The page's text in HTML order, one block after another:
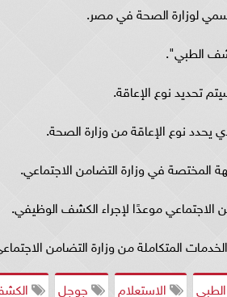
لوزارة الصحة في مصر.
الطبي".
تحديد نوع الإعاقة.
يحدد نوع الإعاقة من وزارة الصحة.
المختصة في وزارة التضامن الاجتماعي.
الاجتماعي موعدًا لإجراء الكشف الوظيفي.
المتكاملة من وزارة التضامن
الاستعلام جوجل